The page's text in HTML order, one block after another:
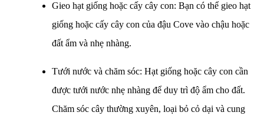
Gieo hạt giống hoặc cấy cây con: Bạn có thể gieo hạt
giống hoặc cấy cây con của đậu Cove vào chậu hoặc
đất ẩm và nhẹ nhàng.
Tưới nước và chăm sóc: Hạt giống hoặc cây con cần
được tưới nước nhẹ nhàng để duy trì độ ẩm cho đất.
Chăm sóc cây thường xuyên, loại bỏ cỏ dại và cung